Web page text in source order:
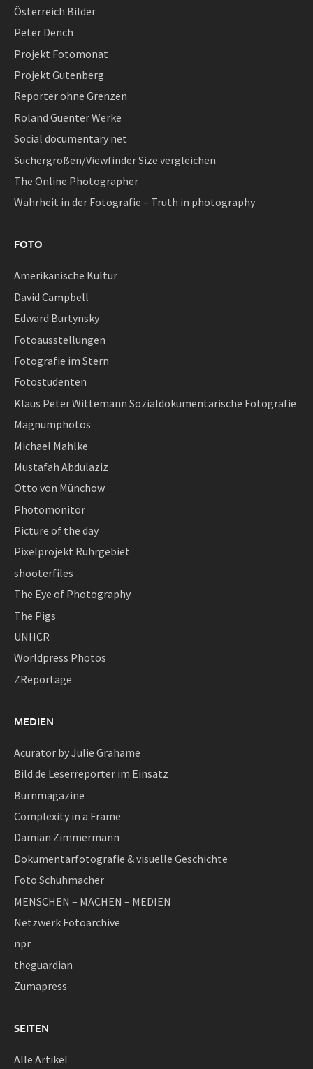
Österreich Bilder
Peter Dench
Projekt Fotomonat
Projekt Gutenberg
Reporter ohne Grenzen
Roland Guenter Werke
Social documentary net
Suchergrößen/Viewfinder Size vergleichen
The Online Photographer
Wahrheit in der Fotografie – Truth in photography
FOTO
Amerikanische Kultur
David Campbell
Edward Burtynsky
Fotoausstellungen
Fotografie im Stern
Fotostudenten
Klaus Peter Wittemann Sozialdokumentarische Fotografie
Magnumphotos
Michael Mahlke
Mustafah Abdulaziz
Otto von Münchow
Photomonitor
Picture of the day
Pixelprojekt Ruhrgebiet
shooterfiles
The Eye of Photography
The Pigs
UNHCR
Worldpress Photos
ZReportage
MEDIEN
Acurator by Julie Grahame
Bild.de Leserreporter im Einsatz
Burnmagazine
Complexity in a Frame
Damian Zimmermann
Dokumentarfotografie & visuelle Geschichte
Foto Schuhmacher
MENSCHEN – MACHEN – MEDIEN
Netzwerk Fotoarchive
npr
theguardian
Zumapress
SEITEN
Alle Artikel